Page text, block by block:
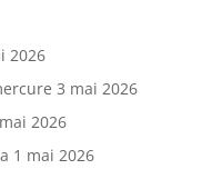
2026
3 mai 2026
2026
1 mai 2026